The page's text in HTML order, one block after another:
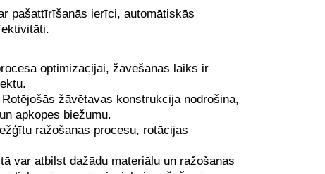
pašattīrīšanās ierīci, automātiskās
optimizācijai, žāvēšanas laiks ir
žāvētavas konstrukcija nodrošina,
apkopes biežumu.
ražošanas procesu, rotācijas
var atbilst dažādu materiālu un ražošanas